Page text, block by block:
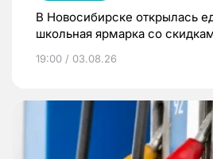
В Новосибирске открылась
школьная ярмарка со
19:00 / 03.08.26